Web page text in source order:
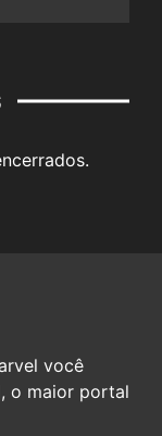
você
o maior portal